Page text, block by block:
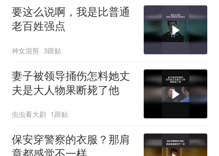
要这么说啊，我是比普通
老百姓强点
神女混剪 3跟贴
妻子被领导捅伤怎料她丈
夫是大人物果断毙了他
虫虫看大剧 1跟贴
保安穿警察的衣服？那肩